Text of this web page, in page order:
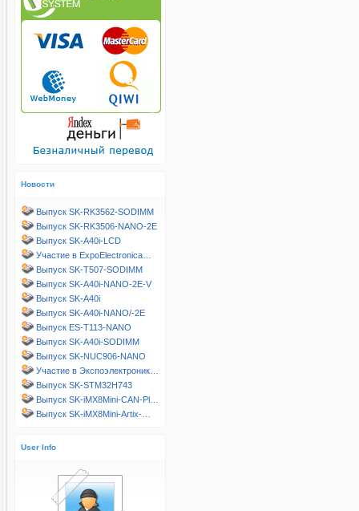
Новости
Выпуск SK-RK3562-SODIMM
Выпуск SK-RK3506-NANO-2E
Выпуск SK-A40i-LCD
Участие в ExpoElectronica…
Выпуск SK-T507-SODIMM
Выпуск SK-A40i-NANO-2E-V
Выпуск SK-A40i
Выпуск SK-A40i-NANO/-2E
Выпуск ES-T113-NANO
Выпуск SK-A40i-SODIMM
Выпуск SK-NUC906-NANO
Участие в Экспоэлектроник…
Выпуск SK-STM32H743
Выпуск SK-iMX8Mini-CAN-Pl…
Выпуск SK-iMX8Mini-Artix-…
User Info